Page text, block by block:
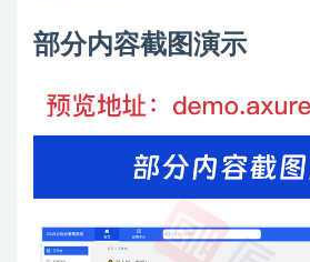
部分内容截图演示